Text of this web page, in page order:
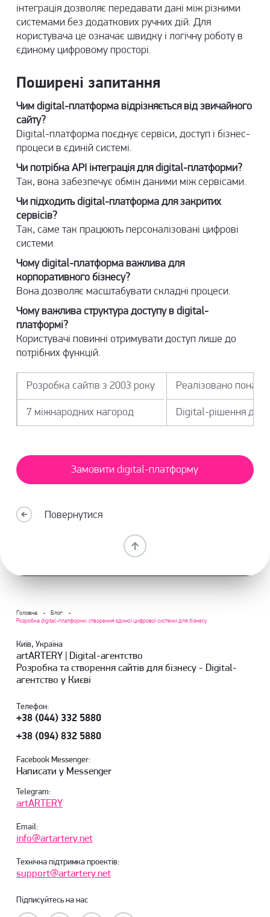
інтеграція дозволяє передавати дані між різними
системами без додаткових ручних дій. Для
користувача це означає швидку і логічну роботу в
єдиному цифровому просторі.
Поширені запитання
Чим digital-платформа відрізняється від звичайного
сайту?
Digital-платформа поєднує сервіси, доступ і бізнес-
процеси в єдиній системі.
Чи потрібна API інтеграція для digital-платформи?
Так, вона забезпечує обмін даними між сервісами.
Чи підходить digital-платформа для закритих
сервісів?
Так, саме так працюють персоналізовані цифрові
системи.
Чому digital-платформа важлива для
корпоративного бізнесу?
Вона дозволяє масштабувати складні процеси.
Чому важлива структура доступу в digital-
платформі?
Користувачі повинні отримувати доступ лише до
потрібних функцій.
Розробка сайтів з 2003 року
7 міжнародних нагород
Реалізовано понад
Digital-рішення для
Замовити digital-платформу
Повернутися
Київ, Україна
artARTERY | Digital-агентство
Розробка та створення сайтів для бізнесу - Digital-
агентство у Києві
Телефон:
+38 (044) 332 5880
+38 (094) 832 5880
Facebook Messenger:
Написати у Messenger
Telegram:
artARTERY
Email:
info@artartery.net
Технічна підтримка проектів:
support@artartery.net
Підписуйтесь на нас
Головна
Блог
Розробка digital-платформи: створення єдиної цифрової системи для бізнесу